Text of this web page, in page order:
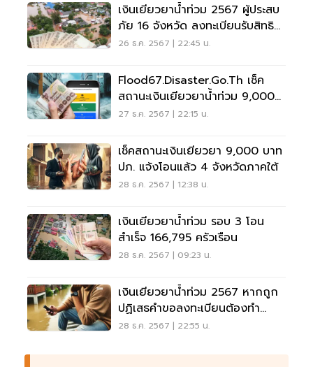
เงินเยียวยาน้ำท่วม 2567 ผู้ประสบ
ภัย 16 จังหวัด ลงทะเบียนรับสิทธิ
ถึงวันไหน
26 ธ.ค. 2567 | 22:45 น.
Flood67.disaster.go.th เช็ค
สถานะเงินเยียวยาน้ำท่วม 9,000
บาท
27 ธ.ค. 2567 | 22:15 น.
เช็คสถานะเงินเยียวยา 9,000 บาท
ปภ. แจ้งโอนแล้ว 4 จังหวัดภาคใต้
28 ธ.ค. 2567 | 12:38 น.
เงินเยียวยาน้ำท่วม รอบ 3 โอน
สำเร็จ 166,795 ครัวเรือน
28 ธ.ค. 2567 | 09:23 น.
เงินเยียวยาน้ำท่วม 2567 หากถูก
ปฏิเสธคำขอลงทะเบียนต้องทำ
อย่างไรเช็คที่นี่
28 ธ.ค. 2567 | 22:55 น.